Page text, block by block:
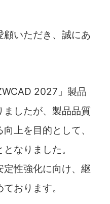
いただき、誠にあ
2027」製品
ましたが、製品品質
上を目的として、
なりました。
性強化に向け、継
おります。